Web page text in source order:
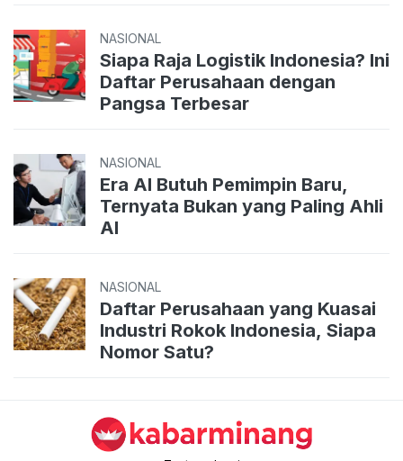
NASIONAL
Siapa Raja Logistik Indonesia? Ini
Daftar Perusahaan dengan
Pangsa Terbesar
NASIONAL
Era AI Butuh Pemimpin Baru,
Ternyata Bukan yang Paling Ahli
AI
NASIONAL
Daftar Perusahaan yang Kuasai
Industri Rokok Indonesia, Siapa
Nomor Satu?